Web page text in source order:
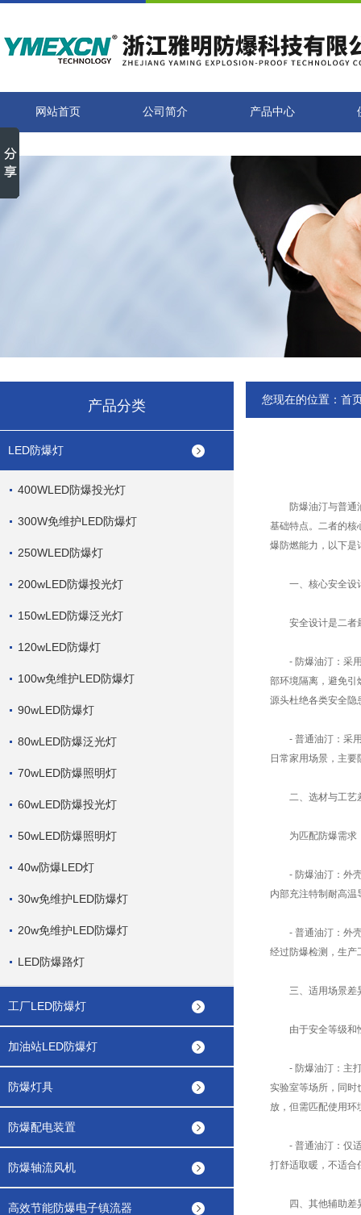
网站首页 公司简介 产品中心
产品分类
LED防爆灯
400WLED防爆投光灯
300W免维护LED防爆灯
250WLED防爆灯
200wLED防爆投光灯
150wLED防爆泛光灯
120wLED防爆灯
100w免维护LED防爆灯
90wLED防爆灯
80wLED防爆泛光灯
70wLED防爆照明灯
60wLED防爆投光灯
50wLED防爆照明灯
40w防爆LED灯
30w免维护LED防爆灯
20w免维护LED防爆灯
LED防爆路灯
工厂LED防爆灯
加油站LED防爆灯
防爆灯具
防爆配电装置
防爆轴流风机
高效节能防爆电子镇流器
您现在的位置： 首
防爆油汀与普通油
基础特点。二者的核
爆防燃能力，以下是
一、核心安全设
安全设计是二者最
- 防爆油汀：采用
部环境隔离，避免
源头杜绝各类安全
- 普通油汀：采用
日常家用场景，主
二、选材与工艺
为匹配防爆需求，
- 防爆油汀：外壳
内部充注特制耐高
- 普通油汀：外壳
经过防爆检测，生产
三、适用场景差
由于安全等级和性
- 防爆油汀：主打
实验室等场所，同时
放，但需匹配使用环
- 普通油汀：仅适
打舒适取暖，不适合
四、其他辅助差